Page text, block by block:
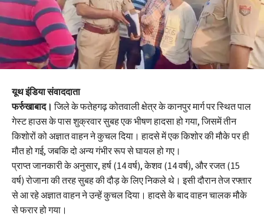
यूथ इंडिया संवाददाता
फर्रुखाबाद। जिले के फतेहगढ़ कोतवाली क्षेत्र के कानपुर मार्ग पर स्थित पाल
गेस्ट हाउस के पास शुक्रवार सुबह एक भीषण हादसा हो गया, जिसमें तीन
किशोरों को अज्ञात वाहन ने कुचल दिया। हादसे में एक किशोर की मौके पर ही
मौत हो गई, जबकि दो अन्य गंभीर रूप से घायल हो गए।
प्राप्त जानकारी के अनुसार, हर्ष (14 वर्ष), केशव (14 वर्ष), और रजत (15
वर्ष) रोजाना की तरह सुबह की दौड़ के लिए निकले थे। इसी दौरान तेज रफ्तार
से आ रहे अज्ञात वाहन ने उन्हें कुचल दिया। हादसे के बाद वाहन चालक मौके
से फरार हो गया।